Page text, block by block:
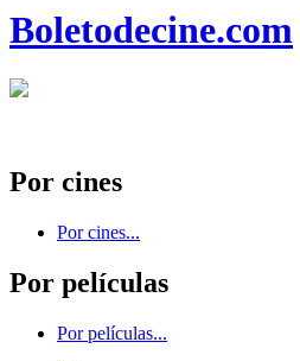
Boletodecine.com
Por cines
Por cines...
Por películas
Por películas...